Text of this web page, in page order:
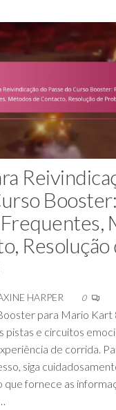
Booster:
Resolução
HARPER 0
para Mario
pistas e circuitos
de corrida.
siga
que fornece as